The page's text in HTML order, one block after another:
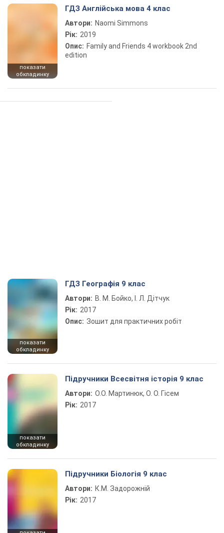
показати
обкладинку
ГДЗ Англійська мова 4 клас
Автори: Naomi Simmons
Рік: 2019
Опис: Family and Friends 4 workbook 2nd
edition
показати
обкладинку
ГДЗ Географія 9 клас
Автори: В. М. Бойко, І. Л. Дітчук
Рік: 2017
Опис: Зошит для практичних робіт
показати
обкладинку
Підручники Всесвітня історія 9 клас
Автори: О.О. Мартинюк, О. О. Гісем
Рік: 2017
Підручники Біологія 9 клас
Автори: К.М. Задорожній
Рік: 2017